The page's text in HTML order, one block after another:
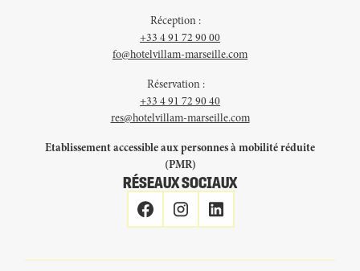
Réception :
+33 4 91 72 90 00
fo@hotelvillam-marseille.com
Réservation :
+33 4 91 72 90 40
res@hotelvillam-marseille.com
Etablissement accessible aux personnes à mobilité réduite
(PMR)
RÉSEAUX SOCIAUX